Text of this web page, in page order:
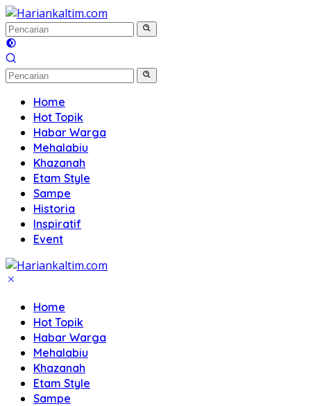
Langsung
ke
konten
Home
Hot Topik
Habar Warga
Mehalabiu
Khazanah
Etam Style
Sampe
Historia
Inspiratif
Event
Home
Hot Topik
Habar Warga
Mehalabiu
Khazanah
Etam Style
Sampe